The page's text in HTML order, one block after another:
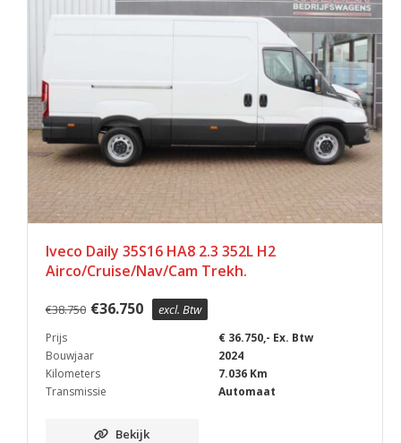
Iveco Daily 35S16 HA8 2.3 352L H2
Airco/Cruise/Nav/Cam Trekh.
€38.750 €36.750 excl. Btw
Prijs
€ 36.750,- Ex. Btw
Bouwjaar
2024
Kilometers
7.036 Km
Transmissie
Automaat
Bekijk